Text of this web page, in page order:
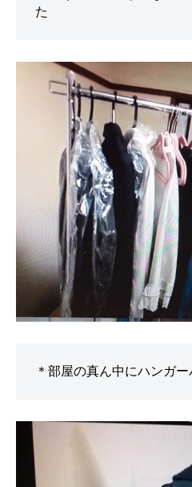
た
＊部屋の真ん中にハンガ